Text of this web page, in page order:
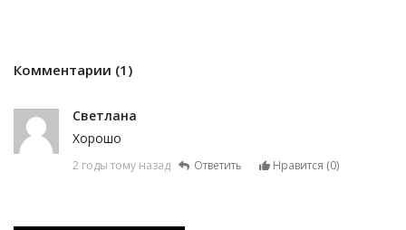
Комментарии (1)
Светлана
Хорошо
2 годы тому назад Ответить Нравится (0)